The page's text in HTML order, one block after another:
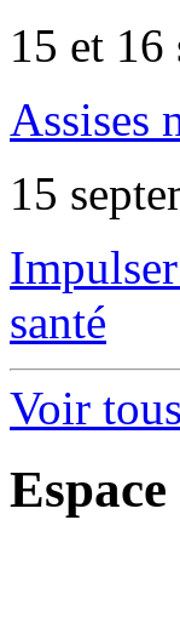
15 et 16
Assises
15
santé
Voir